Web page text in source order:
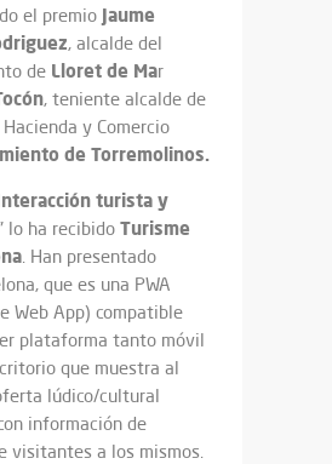
el premio Jaume
, alcalde del
de Lloret de Mar
, teniente alcalde de
y Comercio
de Torremolinos.
turista y
lo ha recibido Turisme
. Han presentado
que es una PWA
Web App) compatible
plataforma tanto móvil
que muestra al
lúdico/cultural
información de
visitantes a los mismos.